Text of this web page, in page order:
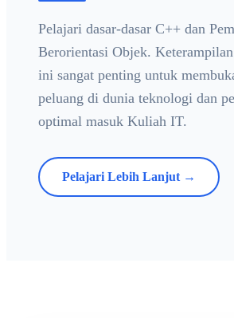
Pelajari dasar-dasar C++ dan
Berorientasi Objek.
ini sangat penting untuk
peluang di dunia teknologi dan
optimal masuk Kuliah IT.
Pelajari Lebih Lanjut →